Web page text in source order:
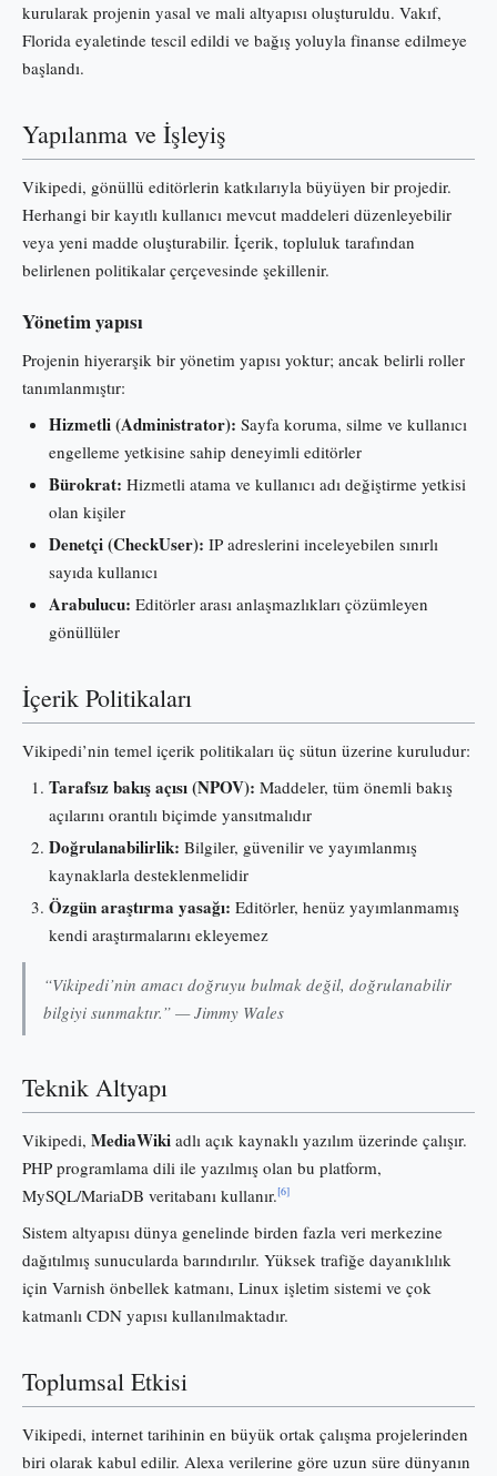
kurularak projenin yasal ve mali altyapısı oluşturuldu. Vakıf,
Florida eyaletinde tescil edildi ve bağış yoluyla finanse edilmeye
başlandı.
Yapılanma ve İşleyiş
Vikipedi, gönüllü editörlerin katkılarıyla büyüyen bir projedir.
Herhangi bir kayıtlı kullanıcı mevcut maddeleri düzenleyebilir
veya yeni madde oluşturabilir. İçerik, topluluk tarafından
belirlenen politikalar çerçevesinde şekillenir.
Yönetim yapısı
Projenin hiyerarşik bir yönetim yapısı yoktur; ancak belirli roller
tanımlanmıştır:
Hizmetli (Administrator): Sayfa koruma, silme ve kullanıcı
engelleme yetkisine sahip deneyimli editörler
Bürokrat: Hizmetli atama ve kullanıcı adı değiştirme yetkisi
olan kişiler
Denetçi (CheckUser): IP adreslerini inceleyebilen sınırlı
sayıda kullanıcı
Arabulucu: Editörler arası anlaşmazlıkları çözümleyen
gönüllüler
İçerik Politikaları
Vikipedi’nin temel içerik politikaları üç sütun üzerine kuruludur:
Tarafsız bakış açısı (NPOV): Maddeler, tüm önemli bakış
açılarını orantılı biçimde yansıtmalıdır
Doğrulanabilirlik: Bilgiler, güvenilir ve yayımlanmış
kaynaklarla desteklenmelidir
Özgün araştırma yasağı: Editörler, henüz yayımlanmamış
kendi araştırmalarını ekleyemez
“Vikipedi’nin amacı doğruyu bulmak değil, doğrulanabilir
bilgiyi sunmaktır.” — Jimmy Wales
Teknik Altyapı
Vikipedi, MediaWiki adlı açık kaynaklı yazılım üzerinde çalışır.
PHP programlama dili ile yazılmış olan bu platform,
MySQL/MariaDB veritabanı kullanır.[6]
Sistem altyapısı dünya genelinde birden fazla veri merkezine
dağıtılmış sunucularda barındırılır. Yüksek trafiğe dayanıklılık
için Varnish önbellek katmanı, Linux işletim sistemi ve çok
katmanlı CDN yapısı kullanılmaktadır.
Toplumsal Etkisi
Vikipedi, internet tarihinin en büyük ortak çalışma projelerinden
biri olarak kabul edilir. Alexa verilerine göre uzun süre dünyanın